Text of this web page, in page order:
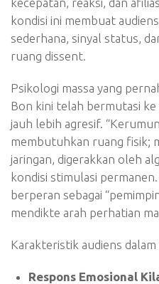
kondisi ini membuat
sederhana, sinyal status,
ruang dissent.
Psikologi massa yang
Bon kini telah bermutasi
jauh lebih agresif.
membutuhkan ruang fisik;
jaringan, digerakkan oleh
kondisi stimulasi
berperan sebagai
mendikte arah perhatian
Karakteristik audiens
Respons Emosional